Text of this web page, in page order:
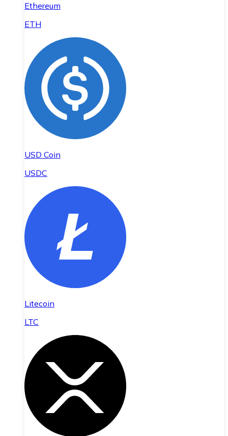
Ethereum
ETH
USD Coin
USDC
Litecoin
LTC